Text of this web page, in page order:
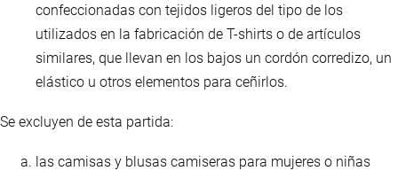
confeccionadas con tejidos ligeros del tipo de los
utilizados en la fabricación de T-shirts o de artículos
similares, que llevan en los bajos un cordón corredizo, un
elástico u otros elementos para ceñirlos.
Se excluyen de esta partida:
las camisas y blusas camiseras para mujeres o niñas